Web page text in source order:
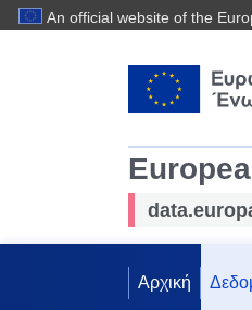
An official website of the
Αρχική